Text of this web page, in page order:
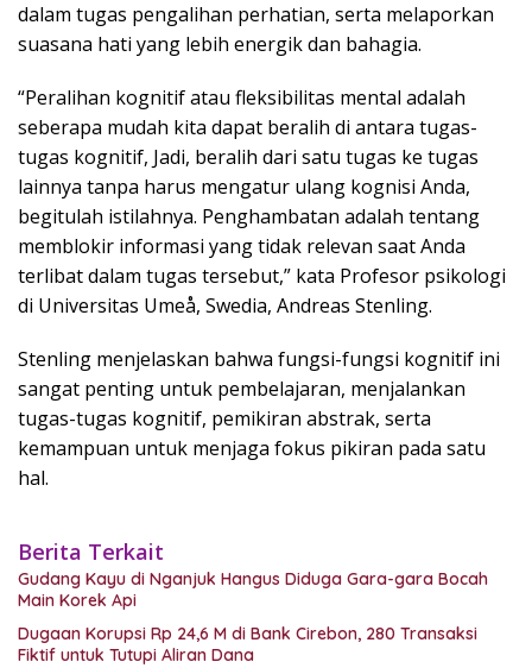
dalam tugas pengalihan perhatian, serta melaporkan
suasana hati yang lebih energik dan bahagia.
“Peralihan kognitif atau fleksibilitas mental adalah
seberapa mudah kita dapat beralih di antara tugas-
tugas kognitif, Jadi, beralih dari satu tugas ke tugas
lainnya tanpa harus mengatur ulang kognisi Anda,
begitulah istilahnya. Penghambatan adalah tentang
memblokir informasi yang tidak relevan saat Anda
terlibat dalam tugas tersebut,” kata Profesor psikologi
di Universitas Umeå, Swedia, Andreas Stenling.
Stenling menjelaskan bahwa fungsi-fungsi kognitif ini
sangat penting untuk pembelajaran, menjalankan
tugas-tugas kognitif, pemikiran abstrak, serta
kemampuan untuk menjaga fokus pikiran pada satu
hal.
Berita Terkait
Gudang Kayu di Nganjuk Hangus Diduga Gara-gara Bocah
Main Korek Api
Dugaan Korupsi Rp 24,6 M di Bank Cirebon, 280 Transaksi
Fiktif untuk Tutupi Aliran Dana